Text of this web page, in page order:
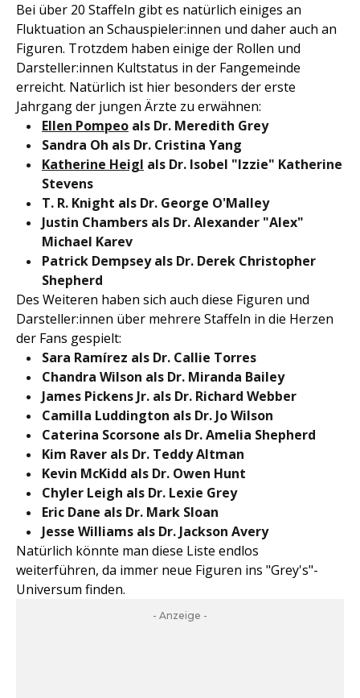
Bei über 20 Staffeln gibt es natürlich einiges an
Fluktuation an Schauspieler:innen und daher auch an
Figuren. Trotzdem haben einige der Rollen und
Darsteller:innen Kultstatus in der Fangemeinde
erreicht. Natürlich ist hier besonders der erste
Jahrgang der jungen Ärzte zu erwähnen:
Ellen Pompeo als Dr. Meredith Grey
Sandra Oh als Dr. Cristina Yang
Katherine Heigl als Dr. Isobel "Izzie" Katherine
Stevens
T. R. Knight als Dr. George O'Malley
Justin Chambers als Dr. Alexander "Alex"
Michael Karev
Patrick Dempsey als Dr. Derek Christopher
Shepherd
Des Weiteren haben sich auch diese Figuren und
Darsteller:innen über mehrere Staffeln in die Herzen
der Fans gespielt:
Sara Ramírez als Dr. Callie Torres
Chandra Wilson als Dr. Miranda Bailey
James Pickens Jr. als Dr. Richard Webber
Camilla Luddington als Dr. Jo Wilson
Caterina Scorsone als Dr. Amelia Shepherd
Kim Raver als Dr. Teddy Altman
Kevin McKidd als Dr. Owen Hunt
Chyler Leigh als Dr. Lexie Grey
Eric Dane als Dr. Mark Sloan
Jesse Williams als Dr. Jackson Avery
Natürlich könnte man diese Liste endlos
weiterführen, da immer neue Figuren ins "Grey's"-
Universum finden.
- Anzeige -